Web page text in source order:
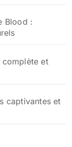
Blood :
complète et
captivantes et